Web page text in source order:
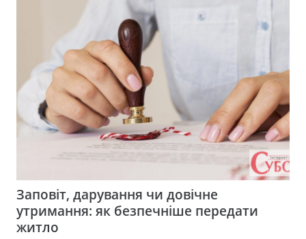
Заповіт, дарування чи довічне
утримання: як безпечніше передати
житло